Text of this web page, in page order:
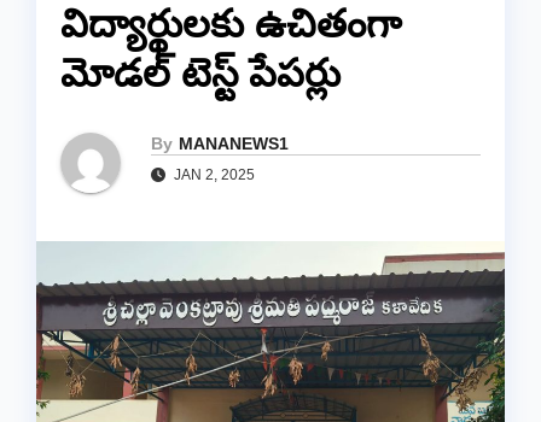
విద్యార్థులకు ఉచితంగా
మోడల్ టెస్ట్ పేపర్లు
By MANANEWS1
JAN 2, 2025